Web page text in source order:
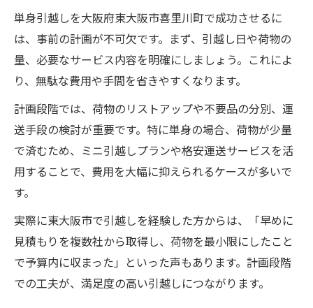
単身引越し費用比較で賢く節約しよう
柔軟な運送対応を叶える単身引越し術
単身引越しで運送プランを柔軟に選ぶコツ
急な単身引越しにも対応できる業者の特徴
単身引越しに便利なミニ引越しサービス活
用
単身引越し運送で荷物の量を調整する方法
引越し見積もり比較で失敗しない選び方
単身引越し見積もり比較で重視すべき点
一括見積もりサービスで単身引越し節約
単身引越し運送の無料見積もりを活用しよ
単身引越しを大阪府東大阪市喜里川町で成功させるに
は、事前の計画が不可欠です。まず、引越し日や荷物の
量、必要なサービス内容を明確にしましょう。これによ
り、無駄な費用や手間を省きやすくなります。
計画段階では、荷物のリストアップや不要品の分別、運
送手段の検討が重要です。特に単身の場合、荷物が少量
で済むため、ミニ引越しプランや格安運送サービスを活
用することで、費用を大幅に抑えられるケースが多いで
す。
実際に東大阪市で引越しを経験した方からは、「早めに
見積もりを複数社から取得し、荷物を最小限にしたこと
で予算内に収まった」といった声もあります。計画段階
での工夫が、満足度の高い引越しにつながります。